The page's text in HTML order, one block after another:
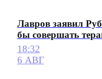
Лавров заявил
бы совершать
18:32
6 АВГ